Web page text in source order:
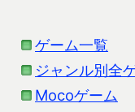
一度出したローカ
れる為、リストコ
ります。
iPhoneをお使
麻雀ゲーム全7集
ます。
ゲーム一覧
ジャンル別全
Mocoゲーム